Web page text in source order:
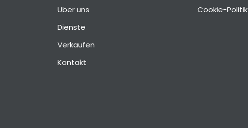
Uber uns
Dienste
Verkaufen
Kontakt
Cookie-Politik